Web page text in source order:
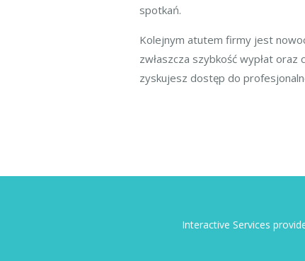
spotkań.
Kolejnym atutem firmy jest
zwłaszcza szybkość wypłat
zyskujesz dostęp do
Interactive Services